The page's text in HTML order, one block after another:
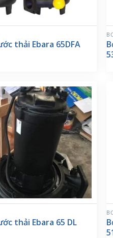
thải Ebara 65DFA
thải Ebara 65 DL